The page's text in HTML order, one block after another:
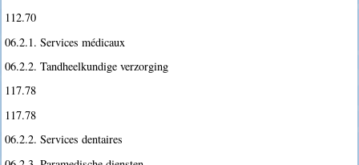
112.70
06.2.1. Services médicaux
06.2.2. Tandheelkundige verzorging
117.78
117.78
06.2.2. Services dentaires